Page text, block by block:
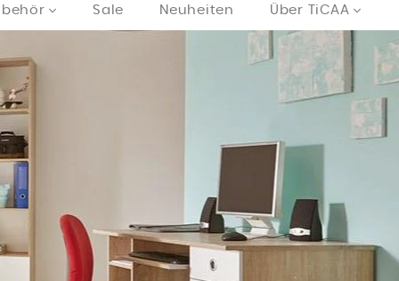
Sale Neuheiten Über TiCAA